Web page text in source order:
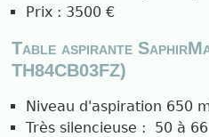
Prix : 3500 €
Table aspirante
TH84CB03FZ)
Niveau d'aspiration 650
Très silencieuse : 50 à